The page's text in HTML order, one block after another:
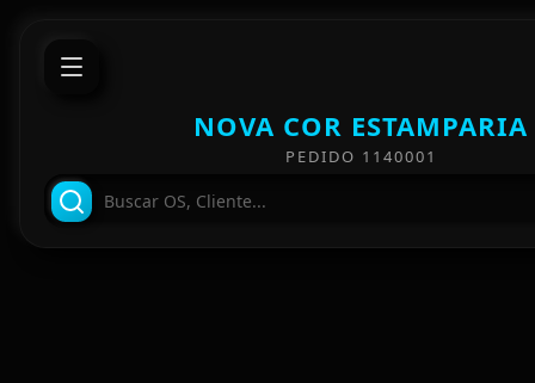
NOVA COR ESTAMPARIA
PEDIDO 1140001